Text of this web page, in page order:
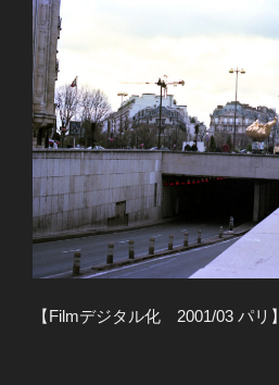
【Filmデジタル化 2001/03 パリ】